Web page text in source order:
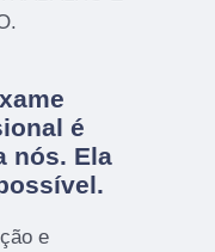
é
nós. Ela
e